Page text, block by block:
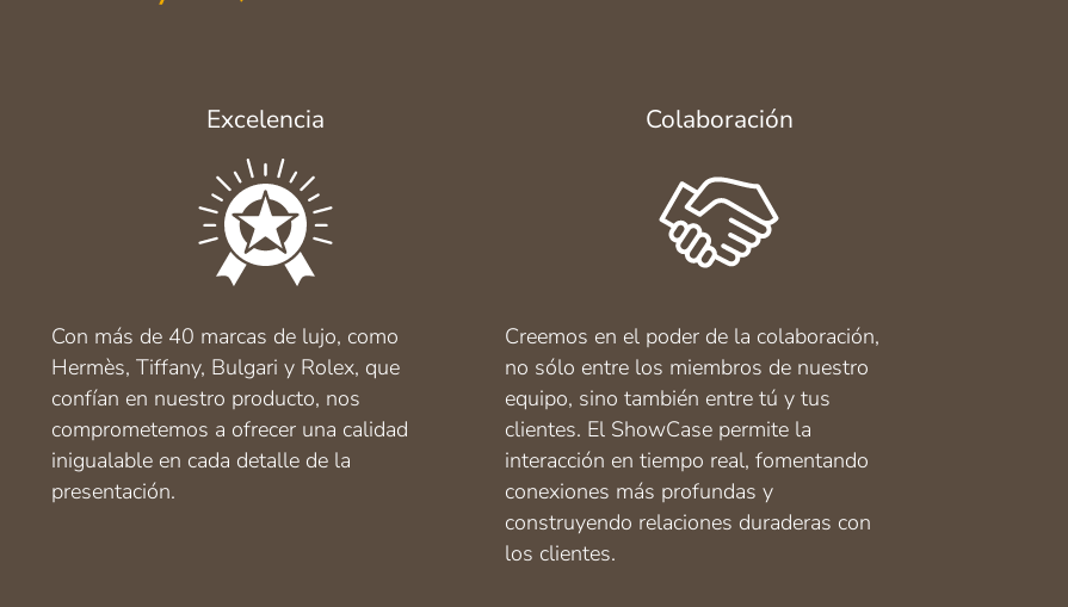
Excelencia
Con más de 40 marcas de lujo, como
Hermès, Tiffany, Bulgari y Rolex, que
confían en nuestro producto, nos
comprometemos a ofrecer una calidad
inigualable en cada detalle de la
presentación.
Colaboración
Creemos en el poder de la colaboración,
no sólo entre los miembros de nuestro
equipo, sino también entre tú y tus
clientes. El ShowCase permite la
interacción en tiempo real, fomentando
conexiones más profundas y
construyendo relaciones duraderas con
los clientes.